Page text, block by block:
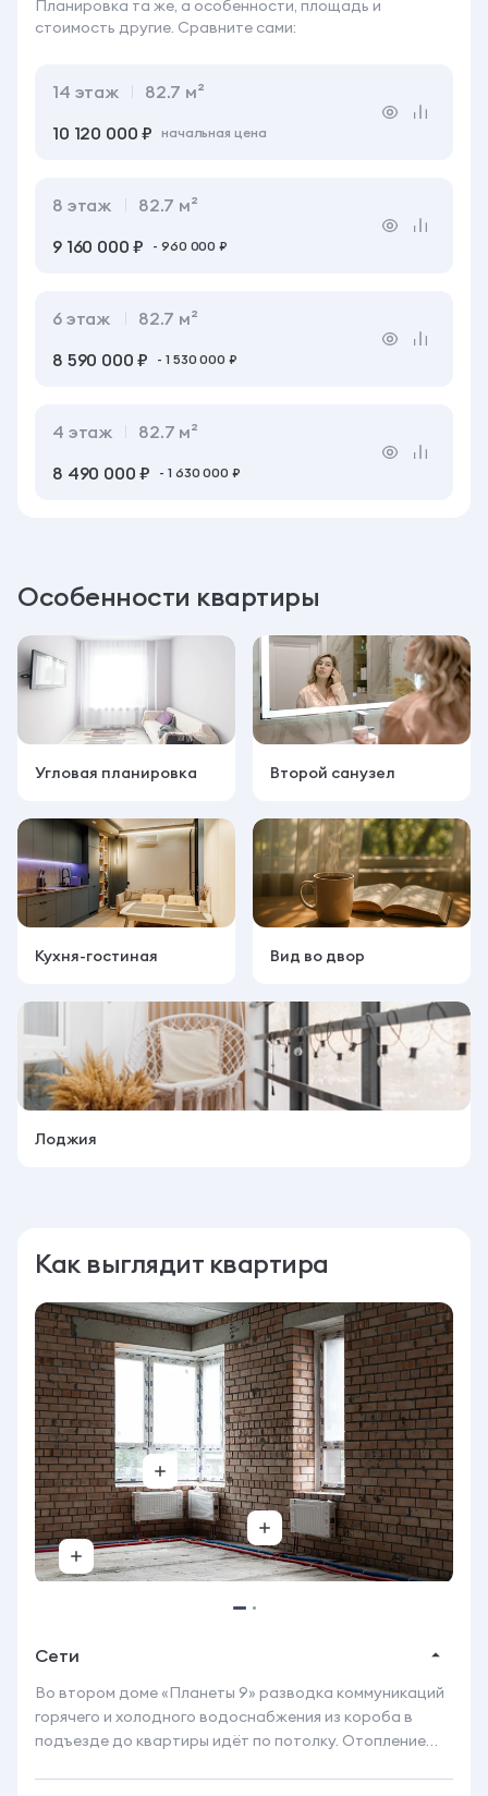
Планировка та же, а особенности, площадь и
стоимость другие. Сравните сами:
14 этаж
82.7 м²
10 120 000 ₽
начальная цена
8 этаж
82.7 м²
9 160 000 ₽
- 960 000 ₽
6 этаж
82.7 м²
8 590 000 ₽
- 1 530 000 ₽
4 этаж
82.7 м²
8 490 000 ₽
- 1 630 000 ₽
Особенности квартиры
Угловая планировка Второй санузел
Кухня-гостиная Вид во двор
Лоджия
Как выглядит квартира
Сети
Во втором доме «Планеты 9» разводка коммуникаций
горячего и холодного водоснабжения из короба в
подъезде до квартиры идёт по потолку. Отопление